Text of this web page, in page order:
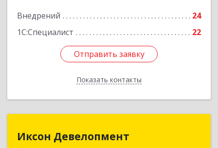
Внедрений
24
1С:Специалист
22
Отправить заявку
Показать контакты
Отправить заявку
Назад
Иксон Девелопмент